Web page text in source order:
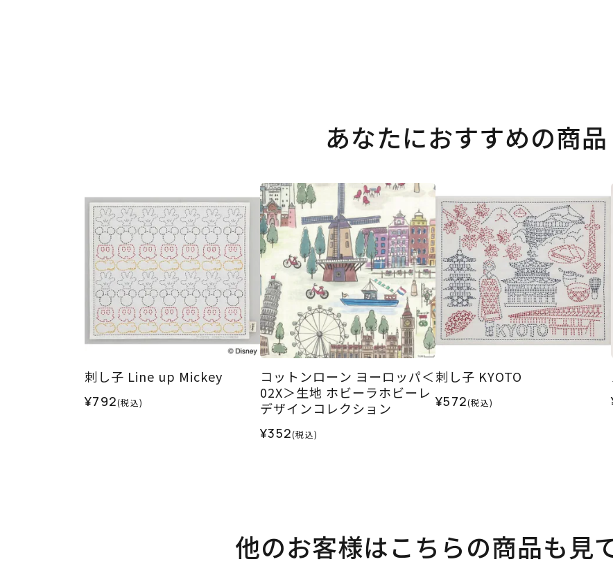
あなたにおすすめの商品
刺し子 Line up Mickey
¥792(税込)
コットンローン ヨーロッパ＜
02X＞生地 ホビーラホビーレ
デザインコレクション
¥352(税込)
刺し子 KYOTO
¥572(税込)
他のお客様はこちらの商品も見